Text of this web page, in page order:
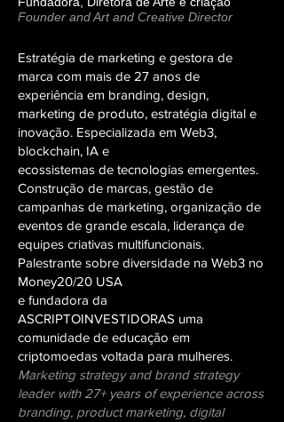
Founder and Art and Creative Director
Estratégia de marketing e gestora de
marca com mais de 27 anos de
experiência em branding, design,
marketing de produto, estratégia digital e
inovação. Especializada em Web3,
blockchain, IA e
ecossistemas de tecnologias emergentes.
Construção de marcas, gestão de
campanhas de marketing, organização de
eventos de grande escala, liderança de
equipes criativas multifuncionais.
Palestrante sobre diversidade na Web3 no
Money20/20 USA
e fundadora da
ASCRIPTOINVESTIDORAS uma
comunidade de educação em
criptomoedas voltada para mulheres.
Marketing strategy and brand strategy
leader with 27+ years of experience across
branding, product marketing, digital